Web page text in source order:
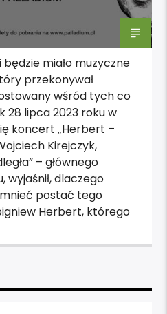
miało muzyczne
przekonywał
wśród tych co
28 lipca 2023 roku w
koncert „Herbert –
Kirejczyk,
– głównego
dlaczego
postać tego
Herbert, którego